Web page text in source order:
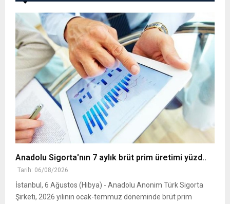
Anadolu Sigorta'nın 7 aylık brüt prim üretimi yüzd..
Tarih: 06/08/2026
İstanbul, 6 Ağustos (Hibya) - Anadolu Anonim Türk Sigorta
Şirketi, 2026 yılının ocak-temmuz döneminde brüt prim